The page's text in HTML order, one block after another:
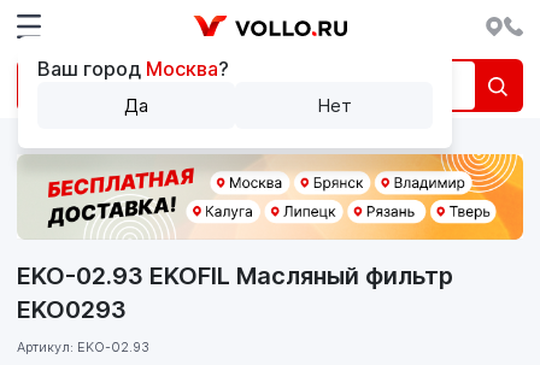
EKO-02.93 EKOFIL Масляный фильтр
EKO0293
Артикул: EKO-02.93
Ваш город Москва?
Да Нет